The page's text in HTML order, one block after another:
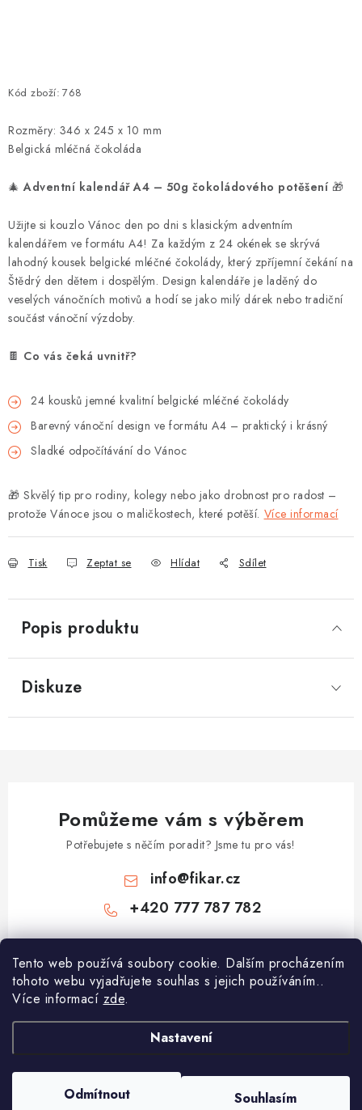
Tento web používá soubory cookie. Dalším procházením
tohoto webu vyjadřujete souhlas s jejich používáním..
Více informací zde.
Nastavení
Odmítnout Souhlasím
Kód zboží: 768
Rozměry: 346 x 245 x 10 mm
Belgická mléčná čokoláda
🎄Adventní kalendář A4 – 50g čokoládového potěšení 🎁
Užijte si kouzlo Vánoc den po dni s klasickým adventním
kalendářem ve formátu A4! Za každým z 24 okének se skrývá
lahodný kousek belgické mléčné čokolády, který zpříjemní čekání na
Štědrý den dětem i dospělým. Design kalendáře je laděný do
veselých vánočních motivů a hodí se jako milý dárek nebo tradiční
součást vánoční výzdoby.
🍫 Co vás čeká uvnitř?
24 kousků jemné kvalitní belgické mléčné čokolády
Barevný vánoční design ve formátu A4 – praktický i krásný
Sladké odpočítávání do Vánoc
🎁 Skvělý tip pro rodiny, kolegy nebo jako drobnost pro radost –
protože Vánoce jsou o maličkostech, které potěší. Více informací
Tisk Zeptat se Hlídat Sdílet
Popis produktu
Diskuze
Pomůžeme vám s výběrem
Potřebujete s něčím poradit? Jsme tu pro vás!
info@fikar.cz
+420 777 787 782
Copyright 2026Čokoládovny Fikar . Všechna práva vyhrazena.